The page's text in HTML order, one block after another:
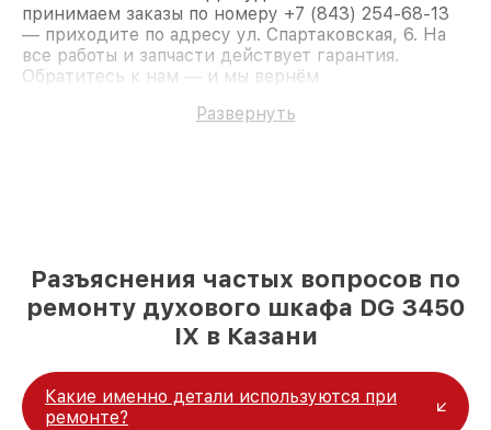
принимаем заказы по номеру +7 (843) 254-68-13
— приходите по адресу ул. Спартаковская, 6. На
все работы и запчасти действует гарантия.
Обратитесь к нам — и мы вернём
Развернуть
Разъяснения частых вопросов по
ремонту духового шкафа DG 3450
IX в Казани
Какие именно детали используются при
ремонте?